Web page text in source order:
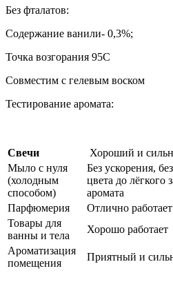
Без фталатов:
Содержание ванили- 0,3%;
Точка возгорания 95С
Совместим с гелевым воском
Тестирование аромата:
Свечи
Хороший и
Мыло с нуля
(холодным
способом)
Без ускорения,
цвета до лёгкого
аромата
Парфюмерия
Отлично работает
Товары для
ванны и тела
Хорошо работает
Ароматизация
помещения
Приятный и